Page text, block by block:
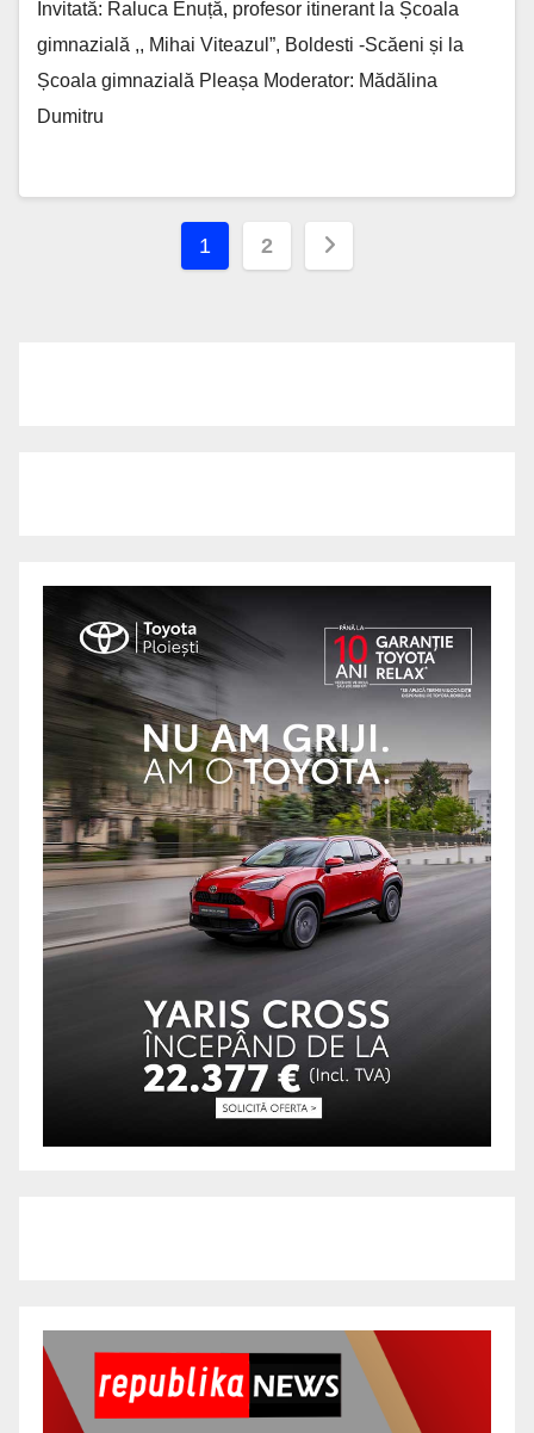
Invitată: Raluca Enuță, profesor itinerant la Școala
gimnazială ,, Mihai Viteazul”, Boldesti -Scăeni și la
Școala gimnazială Pleașa Moderator: Mădălina
Dumitru
Paginație
1 2